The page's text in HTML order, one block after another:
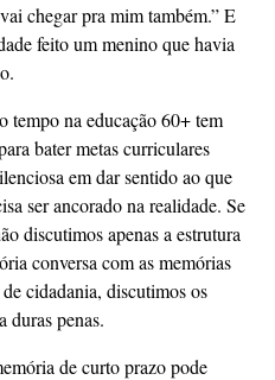
chegar pra mim também.” E
feito um menino que havia
tempo na educação 60+ tem
bater metas curriculares
em dar sentido ao que
ser ancorado na realidade. Se
discutimos apenas a estrutura
conversa com as memórias
cidadania, discutimos os
duras penas.
de curto prazo pode